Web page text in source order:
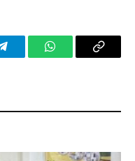
TelegramWhatsAppCopy